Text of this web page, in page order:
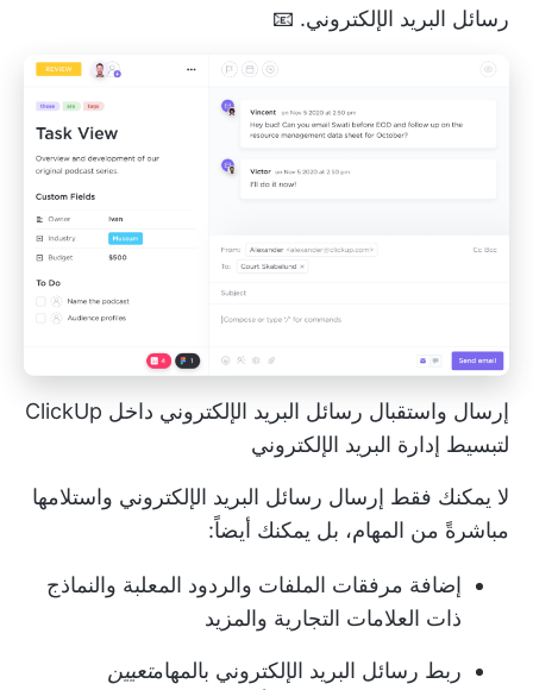
رسائل البريد الإلكتروني. 📧
إرسال واستقبال رسائل البريد الإلكتروني داخل ClickUp
لتبسيط إدارة البريد الإلكتروني
لا يمكنك فقط إرسال رسائل البريد الإلكتروني واستلامها
مباشرةً من المهام، بل يمكنك أيضاً:
إضافة مرفقات الملفات والردود المعلبة والنماذج
ذات العلامات التجارية والمزيد
ربط رسائل البريد الإلكتروني بالمهامتعيين